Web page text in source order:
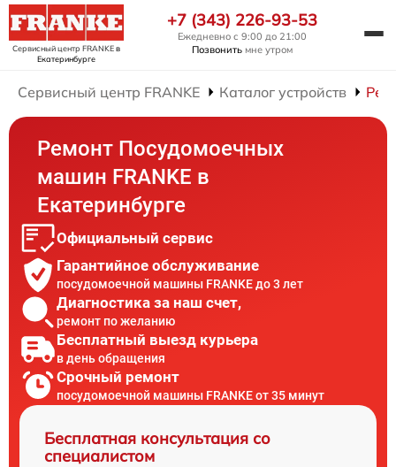
Сервисный центр FRANKEв
Екатеринбурге
+7 (343) 226-93-53
Ежедневно с 9:00 до 21:00
Позвонить мне утром
Сервисный центр FRANKE Каталог устройств
Ремонт Посудомоечных
машин FRANKE в
Екатеринбурге
Официальный сервис
Гарантийное обслуживание
посудомоечной машины FRANKE до 3 лет
Диагностика за наш счет,
ремонт по желанию
Бесплатный выезд курьера
в день обращения
Срочный ремонт
посудомоечной машины FRANKE от 35 минут
Бесплатная консультация со
специалистом